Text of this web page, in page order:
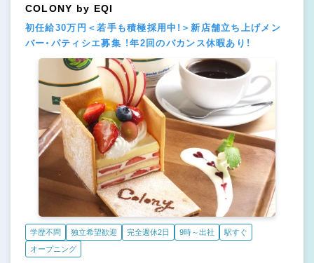
COLONY by EQI
初任給30万円＜若手も積極採用中!＞新店舗立ち上げメン
バー・パティシエ募集 ！年2回のバカンス休暇あり！
学歴不問 独立希望歓迎 完全週休2日 9時～出社
駅すぐ
オープニング